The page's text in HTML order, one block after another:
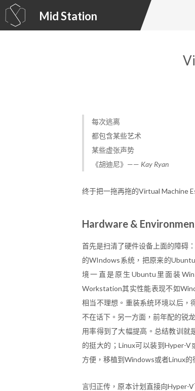
Mid Station
每次逃离
都包含某些艺术
某些虚张声势
《胡迪尼》—— Kay Ryan
终于把一拖再拖的Virtual Machine
Hardware &
首先是扫清了硬件设备上面的障碍
的WIndows系统，把原来的
境一直是原生Ubuntu里面装
Workstation其实性能表现不如
相当不理想。重装系统环境以后，
不在话下。另一方面，前年配的锐
用率得到了大幅提高。总结教训
的挺大的；Linux可以装到Hyper-
方便，移植到Windows或者Linux的
言归正传，原本计划直接向Hyper-